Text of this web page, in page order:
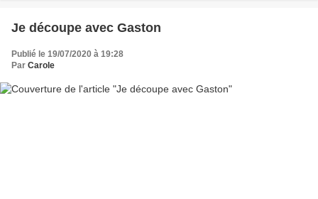
Je découpe avec Gaston
Publié le 19/07/2020 à 19:28
Par Carole